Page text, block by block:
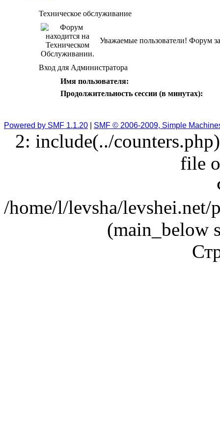
Техническое обслуживание
Уважаемые пользователи! Форум
Вход для Администратора
Имя пользователя:
Продолжительность сессии (в минутах):
Powered by SMF 1.1.20 SMF © 2006-2009, Simple
2: include(../
file
/home/l/levsha/
(main_below